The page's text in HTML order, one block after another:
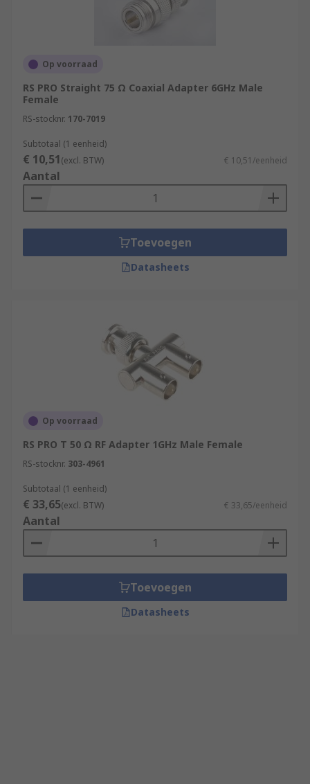
Op voorraad
RS PRO Straight 75 Ω Coaxial Adapter 6GHz Male
Female
RS-stocknr. 170-7019
Subtotaal (1 eenheid)
€ 10,51(excl. BTW) € 10,51/eenheid
Aantal
Toevoegen
Datasheets
Op voorraad
RS PRO T 50 Ω RF Adapter 1GHz Male Female
RS-stocknr. 303-4961
Subtotaal (1 eenheid)
€ 33,65(excl. BTW) € 33,65/eenheid
Aantal
Toevoegen
Datasheets